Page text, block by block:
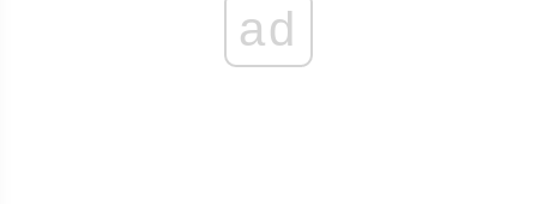
ad